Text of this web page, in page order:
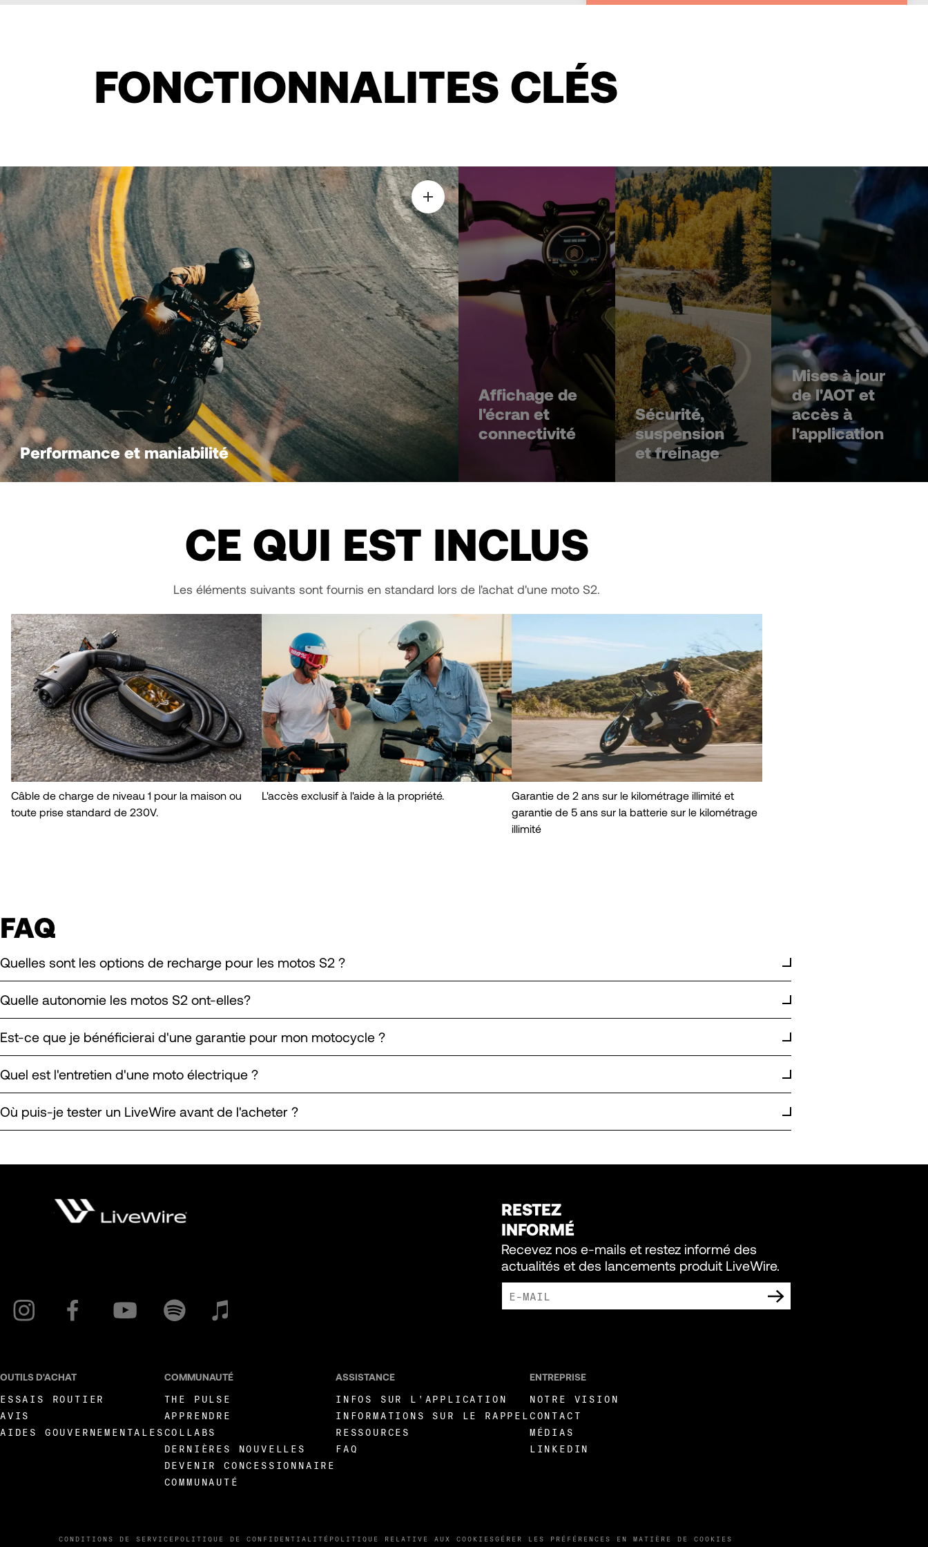
FONCTIONNALITES CLÉS
Performance et maniabilité
Affichage de
l'écran et
connectivité
Sécurité,
suspension
et freinage
Mises à jour
de l'AOT et
accès à
l'application
CE QUI EST INCLUS
Les éléments suivants sont fournis en standard lors de l'achat d'une moto S2.
Câble de charge de niveau 1 pour la maison ou
toute prise standard de 230V.
L'accès exclusif à l'aide à la propriété.
Garantie de 2 ans sur le kilométrage illimité et
garantie de 5 ans sur la batterie sur le kilométrage
illimité
FAQ
Quelles sont les options de recharge pour les motos S2 ?
Quelle autonomie les motos S2 ont-elles?
Est-ce que je bénéficierai d'une garantie pour mon motocycle ?
Quel est l'entretien d'une moto électrique ?
Où puis-je tester un LiveWire avant de l'acheter ?
RESTEZ
INFORMÉ
Recevez nos e-mails et restez informé des
actualités et des lancements produit LiveWire.
CONDITIONS DE SERVICE POLITIQUE DE CONFIDENTIALITÉ POLITIQUE RELATIVE AUX COOKIESGÉRER LES PRÉFÉRENCES EN MATIÈRE DE COOKIES
OUTILS D'ACHAT
ESSAIS ROUTIER
AVIS
AIDES GOUVERNEMENTALES
COMMUNAUTÉ
THE PULSE
APPRENDRE
COLLABS
DERNIÈRES NOUVELLES
DEVENIR CONCESSIONNAIRE
COMMUNAUTÉ
ASSISTANCE
INFOS SUR L'APPLICATION
INFORMATIONS SUR LE RAPPEL
RESSOURCES
FAQ
ENTREPRISE
NOTRE VISION
CONTACT
MÉDIAS
LINKEDIN